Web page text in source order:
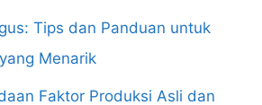
Tips dan Panduan untuk
Menarik
Faktor Produksi Asli dan